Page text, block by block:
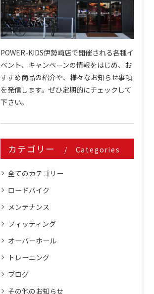
POWER-KIDS伊勢崎店で開催される各種イ
ベント、キャンペーンの情報をはじめ、お
すすめ商品の紹介や、様々なお知らせ事項
を発信します。ぜひ定期的にチェックして
下さい。
カテゴリー Categories
全てのカテゴリー
ロードバイク
メンテナンス
フィッティング
オーバーホール
トレーニング
ブログ
その他のお知らせ